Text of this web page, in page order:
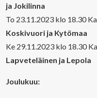
ja Jokilinna
To 23.11.2023 klo 18.30
Koskivuori ja Kytömaa
Ke 29.11.2023 klo 18.30
Lapveteläinen ja Lepola
Joulukuu: